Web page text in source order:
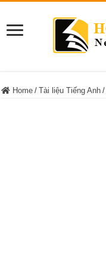
Home / Tài liệu Tiếng Anh /